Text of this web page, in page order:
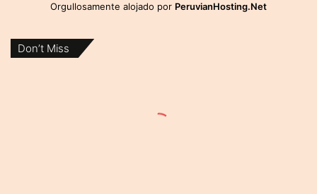
Orgullosamente alojado por PeruvianHosting.Net
Don’t Miss